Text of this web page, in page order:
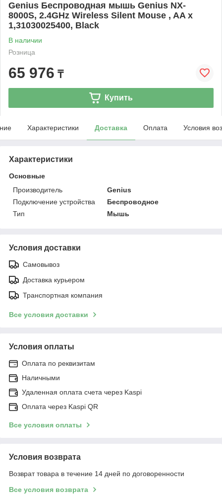
Genius Беспроводная мышь Genius NX-
8000S, 2.4GHz Wireless Silent Mouse , AA x
1,31030025400, Black
В наличии
Розница
65 976 ₸
Купить
Характеристики Доставка Оплата Условия
Характеристики
Основные
Производитель
Genius
Подключение устройства
Беспроводное
Тип
Мышь
Условия доставки
Самовывоз
Доставка курьером
Транспортная компания
Все условия доставки
Условия оплаты
Оплата по реквизитам
Наличными
Удаленная оплата счета через Kaspi
Оплата через Kaspi QR
Все условия оплаты
Условия возврата
Возврат товара в течение 14 дней по договоренности
Все условия возврата